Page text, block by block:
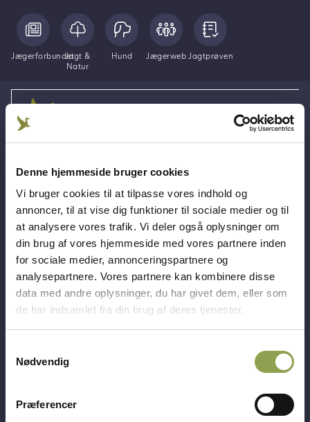
Denne hjemmeside bruger cookies
Vi bruger cookies til at tilpasse vores indhold og
annoncer, til at vise dig funktioner til sociale medier og til
at analysere vores trafik. Vi deler også oplysninger om
din brug af vores hjemmeside med vores partnere inden
for sociale medier, annonceringspartnere og
analysepartnere. Vores partnere kan kombinere disse
data med andre oplysninger, du har givet dem, eller som
de har indsamlet fra din brug af deres tjenester.
Nødvendig
Præferencer
JægerforbundetJagt &
Natur
Hund Jægerweb Jagtprøven
Våben & skydning Viden om våben
Haglgevær
89000+ 800+
jagtforeninger
900+
arrangementer & kurser